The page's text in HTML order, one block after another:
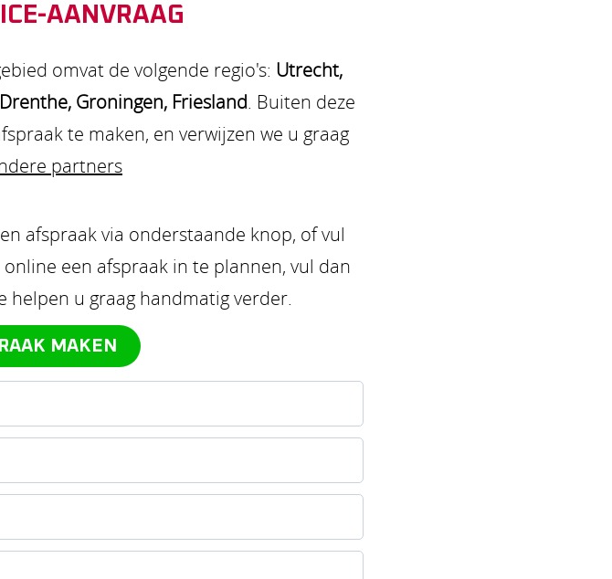
AANVRAAG
omvat de volgende regio's: Utrecht,
Groningen, Friesland. Buiten deze
te maken, en verwijzen we u graag
partners
afspraak via onderstaande knop, of vul
een afspraak in te plannen, vul dan
u graag handmatig verder.
MAKEN